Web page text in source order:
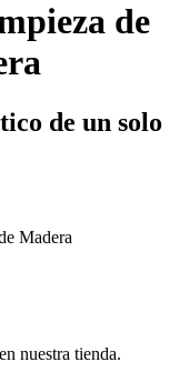
de
de un solo
Madera
nuestra tienda.